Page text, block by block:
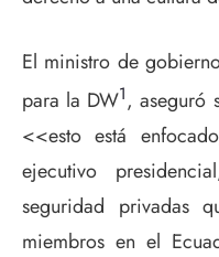
El ministro de
para la DW1, aseguró
<<esto está
ejecutivo
seguridad privadas
miembros en el